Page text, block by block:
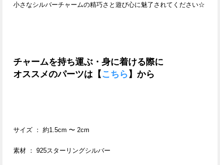
小さなシルバーチャームの精巧さと遊び心に魅了されてください☆
チャームを持ち運ぶ・身に着ける際に
オススメのパーツは【 こちら 】から
サイズ ： 約1.5cm 〜 2cm
素材 ： 925スターリングシルバー